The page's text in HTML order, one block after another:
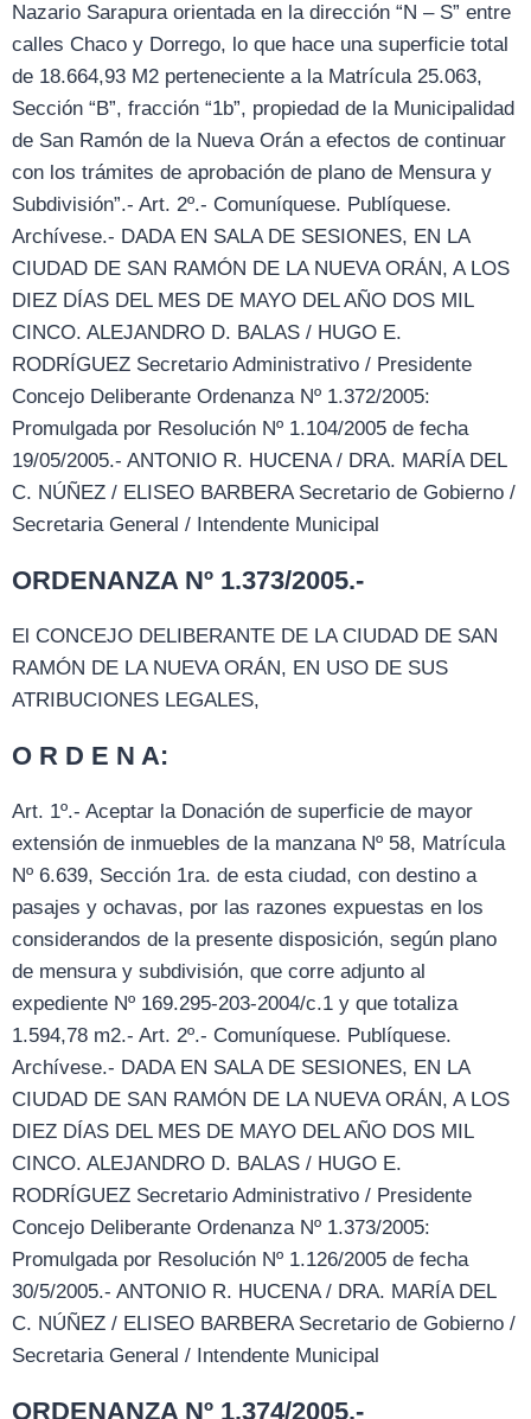
Nazario Sarapura orientada en la dirección “N – S” entre
calles Chaco y Dorrego, lo que hace una superficie total
de 18.664,93 M2 perteneciente a la Matrícula 25.063,
Sección “B”, fracción “1b”, propiedad de la Municipalidad
de San Ramón de la Nueva Orán a efectos de continuar
con los trámites de aprobación de plano de Mensura y
Subdivisión”.- Art. 2º.- Comuníquese. Publíquese.
Archívese.- DADA EN SALA DE SESIONES, EN LA
CIUDAD DE SAN RAMÓN DE LA NUEVA ORÁN, A LOS
DIEZ DÍAS DEL MES DE MAYO DEL AÑO DOS MIL
CINCO. ALEJANDRO D. BALAS / HUGO E.
RODRÍGUEZ Secretario Administrativo / Presidente
Concejo Deliberante Ordenanza Nº 1.372/2005:
Promulgada por Resolución Nº 1.104/2005 de fecha
19/05/2005.- ANTONIO R. HUCENA / DRA. MARÍA DEL
C. NÚÑEZ / ELISEO BARBERA Secretario de Gobierno /
Secretaria General / Intendente Municipal
ORDENANZA Nº 1.373/2005.-
El CONCEJO DELIBERANTE DE LA CIUDAD DE SAN
RAMÓN DE LA NUEVA ORÁN, EN USO DE SUS
ATRIBUCIONES LEGALES,
O R D E N A:
Art. 1º.- Aceptar la Donación de superficie de mayor
extensión de inmuebles de la manzana Nº 58, Matrícula
Nº 6.639, Sección 1ra. de esta ciudad, con destino a
pasajes y ochavas, por las razones expuestas en los
considerandos de la presente disposición, según plano
de mensura y subdivisión, que corre adjunto al
expediente Nº 169.295-203-2004/c.1 y que totaliza
1.594,78 m2.- Art. 2º.- Comuníquese. Publíquese.
Archívese.- DADA EN SALA DE SESIONES, EN LA
CIUDAD DE SAN RAMÓN DE LA NUEVA ORÁN, A LOS
DIEZ DÍAS DEL MES DE MAYO DEL AÑO DOS MIL
CINCO. ALEJANDRO D. BALAS / HUGO E.
RODRÍGUEZ Secretario Administrativo / Presidente
Concejo Deliberante Ordenanza Nº 1.373/2005:
Promulgada por Resolución Nº 1.126/2005 de fecha
30/5/2005.- ANTONIO R. HUCENA / DRA. MARÍA DEL
C. NÚÑEZ / ELISEO BARBERA Secretario de Gobierno /
Secretaria General / Intendente Municipal
ORDENANZA Nº 1.374/2005.-